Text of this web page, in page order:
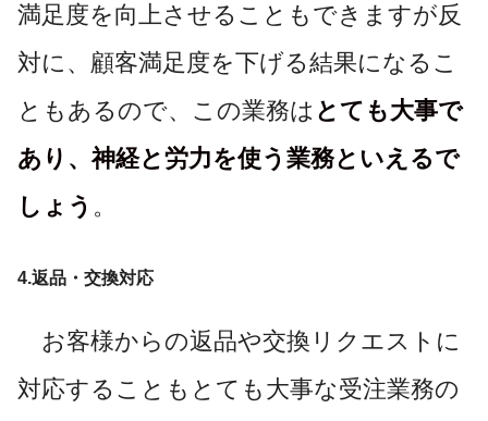
満足度を向上させることもできますが反
対に、顧客満足度を下げる結果になるこ
ともあるので、この業務は とても大事で
あり、神経と労力を使う業務といえるで
しょう 。
4.返品・交換対応
お客様からの返品や交換リクエストに
対応することもとても大事な受注業務の